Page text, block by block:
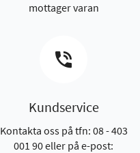
mottager varan
Kundservice
Kontakta oss på tfn: 08 - 403
001 90 eller på e-post: